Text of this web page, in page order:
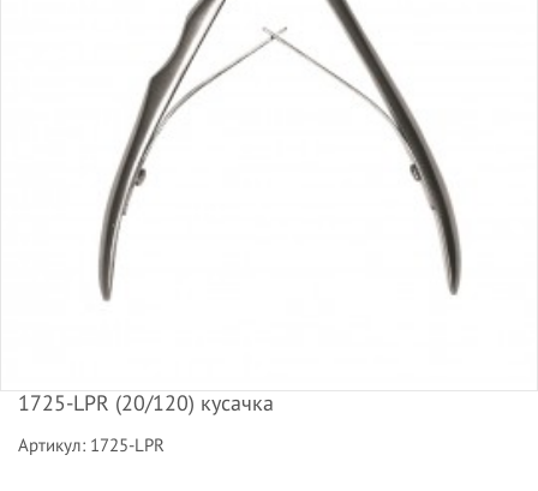
1725-LPR (20/120) кусачка
Артикул: 1725-LPR